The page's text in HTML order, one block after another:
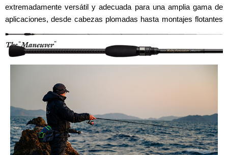
extremadamente versátil y adecuada para una amplia gama de
aplicaciones, desde cabezas plomadas hasta montajes flotantes
pesados.